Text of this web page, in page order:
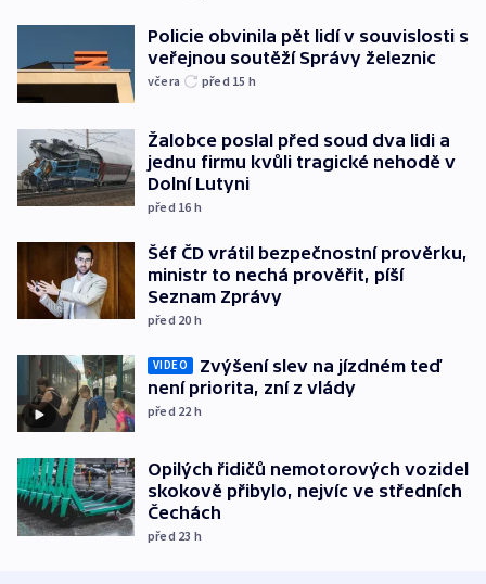
Policie obvinila pět lidí v souvislosti s
veřejnou soutěží Správy železnic
včera před 15 h
Žalobce poslal před soud dva lidi a
jednu firmu kvůli tragické nehodě v
Dolní Lutyni
před 16 h
Šéf ČD vrátil bezpečnostní prověrku,
ministr to nechá prověřit, píší
Seznam Zprávy
před 20 h
VIDEO
Zvýšení slev na jízdném teď
není priorita, zní z vlády
před 22 h
Opilých řidičů nemotorových vozidel
skokově přibylo, nejvíc ve středních
Čechách
před 23 h